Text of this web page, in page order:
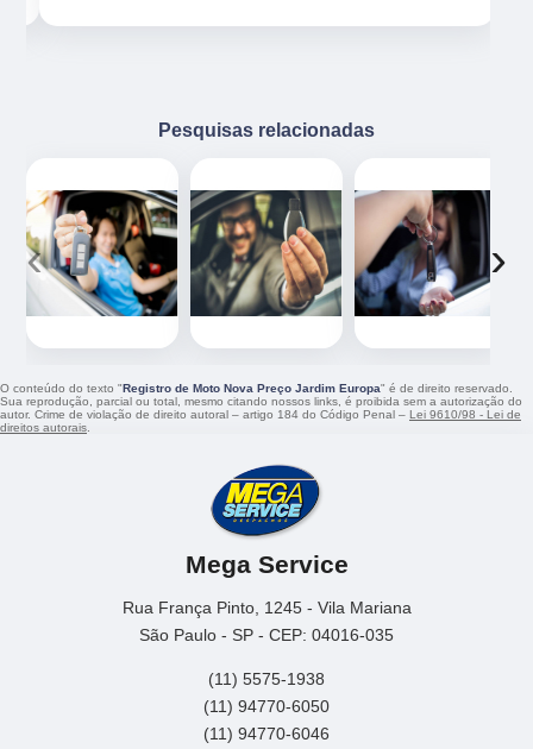
Pesquisas relacionadas
‹ ›
O conteúdo do texto "Registro de Moto Nova Preço Jardim Europa" é de direito reservado.
Sua reprodução, parcial ou total, mesmo citando nossos links, é proibida sem a autorização do
autor. Crime de violação de direito autoral – artigo 184 do Código Penal – Lei 9610/98 - Lei de
direitos autorais
Mega Service
Rua França Pinto, 1245 - Vila Mariana
São Paulo - SP - CEP: 04016-035
(11) 5575-1938
(11) 94770-6050
(11) 94770-6046